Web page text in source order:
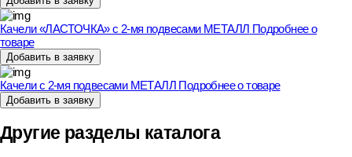
Качели «ЛАСТОЧКА» с 2-мя подвесами МЕТАЛЛ Подробнее о
товаре
Добавить в заявку
Качели с 2-мя подвесами МЕТАЛЛ Подробнее о товаре
Добавить в заявку
Другие разделы каталога